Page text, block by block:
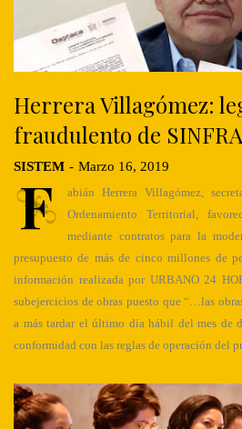
Herrera Villagómez:
fraudulento de SINFRA
SISTEM - Marzo 16, 2019
F
abián Herrera Villagómez,
Ordenamiento Territorial,
mediante contratos para la
presupuesto de más de cinco millones de
información realizada por URBANO 24
subejercicios de obras puesto que “…las
a más tardar el último día hábil del mes de
conformidad con las reglas de operación del